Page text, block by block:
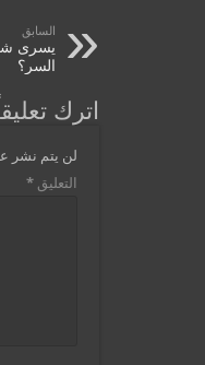
السابق
يسرى
السر؟
اترك
لن يتم نشر
التعليق *